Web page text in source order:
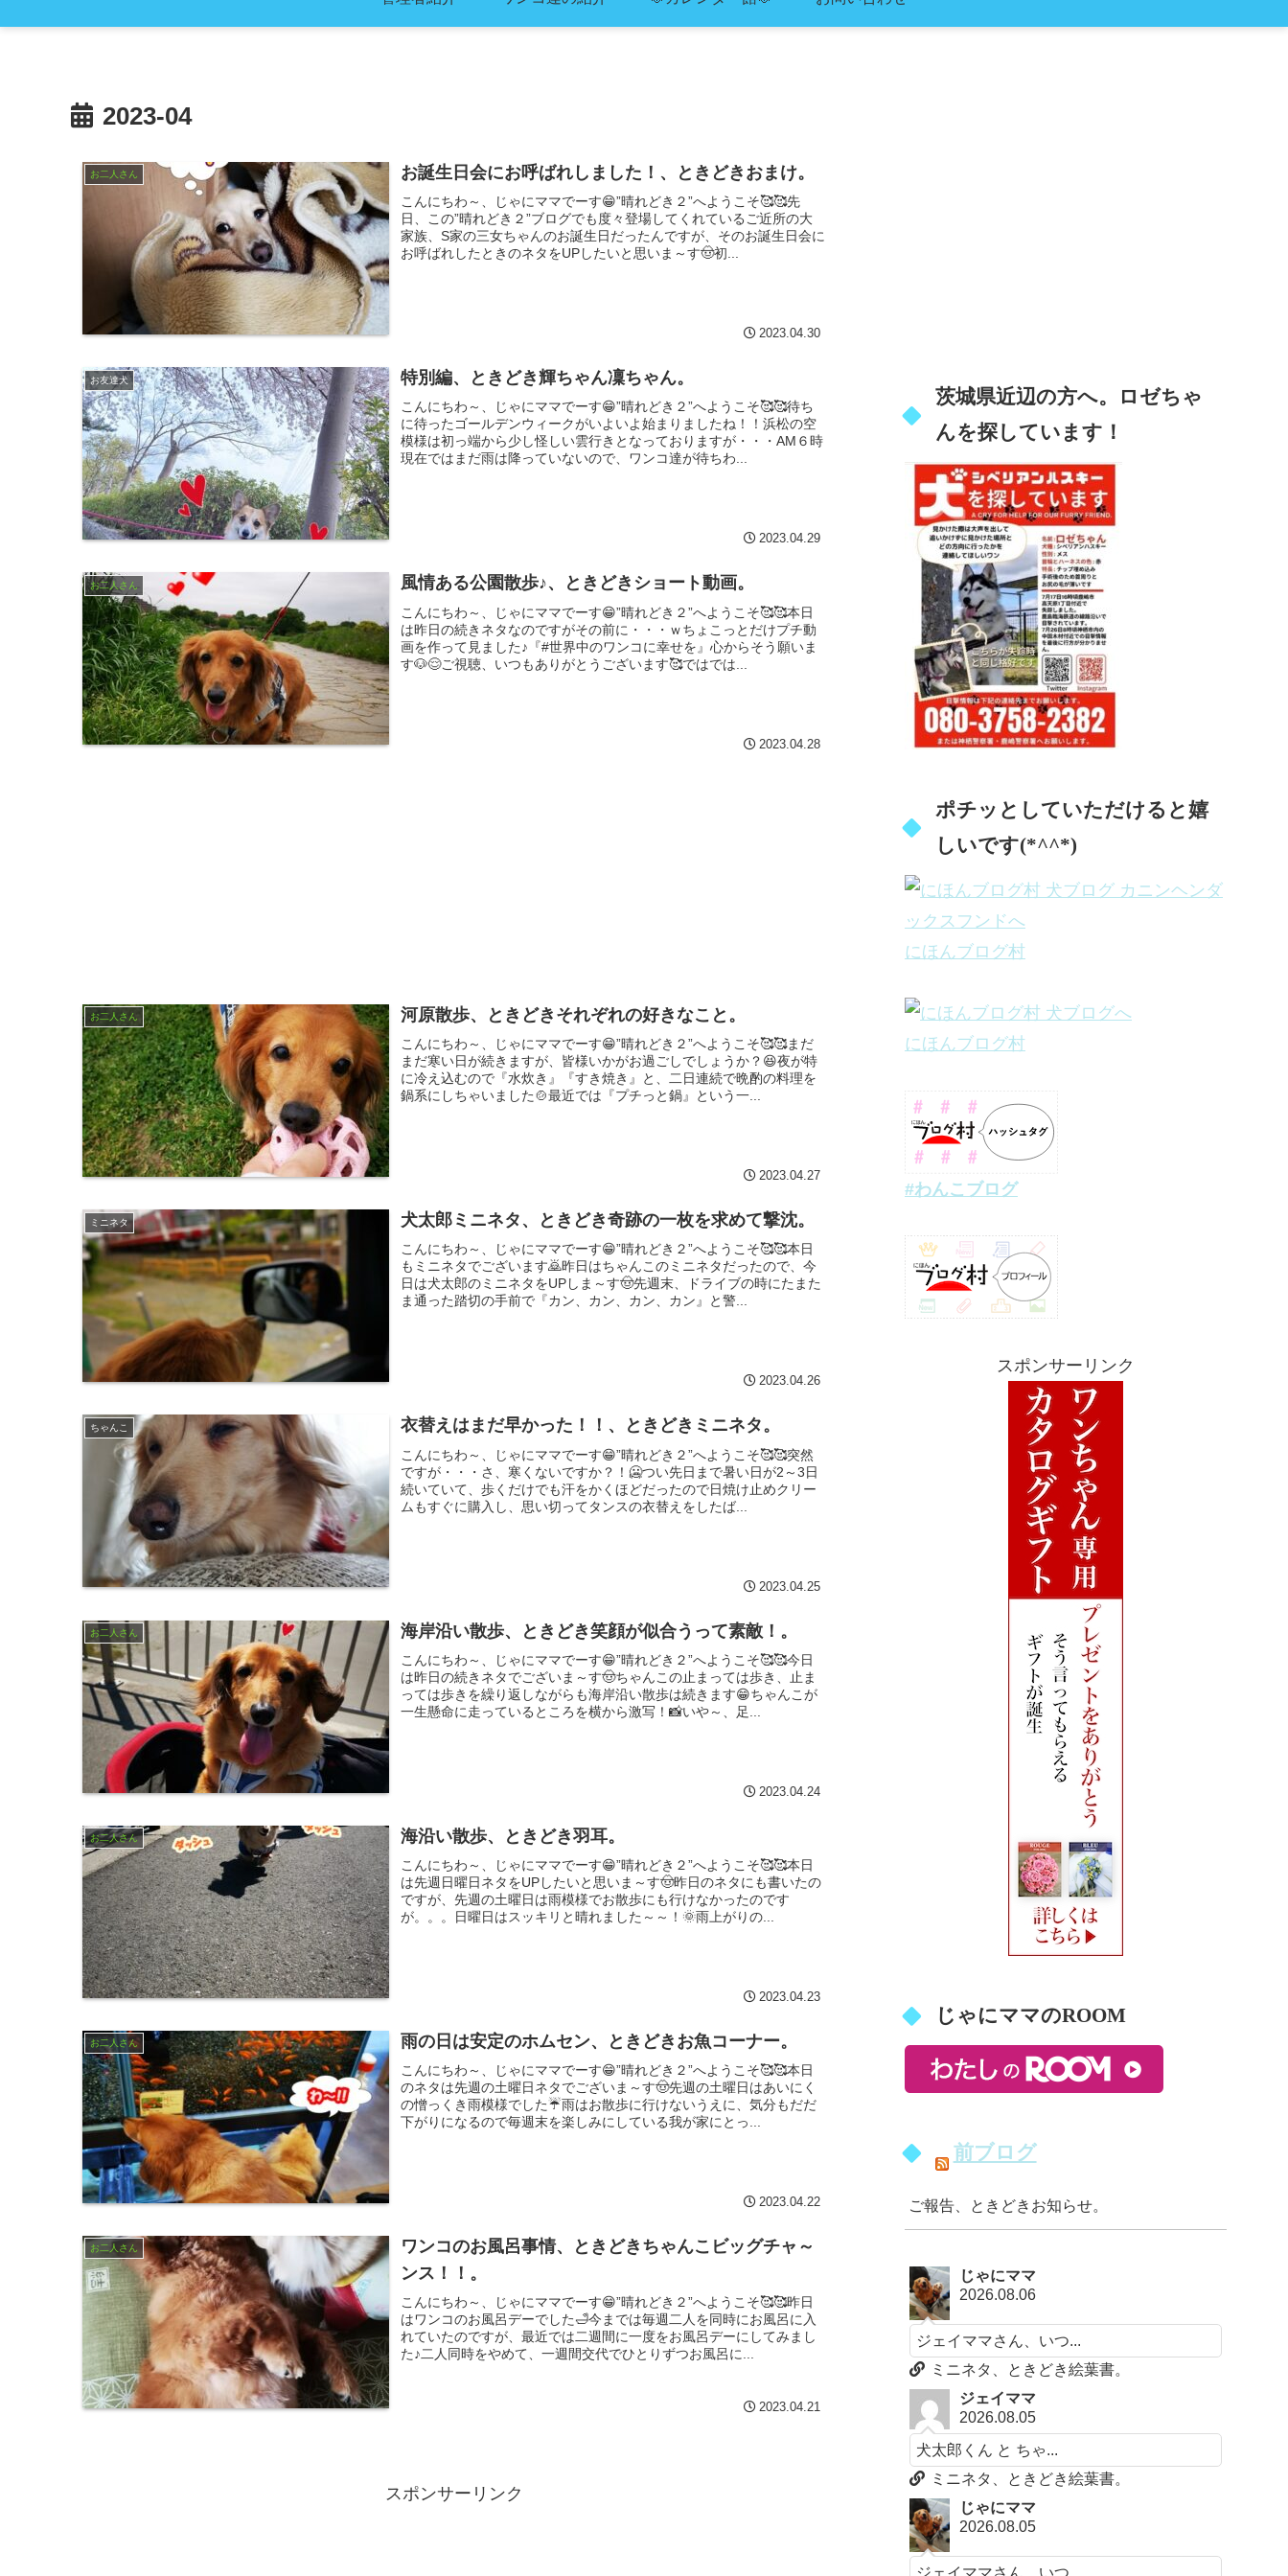
2023-04
お二人さん お誕生日会にお呼ばれしました！、ときどきおまけ。
こんにちわ～、じゃにママでーす😁”晴れどき２”へようこそ🥰🥰先
日、この”晴れどき２”ブログでも度々登場してくれているご近所の大
家族、S家の三女ちゃんのお誕生日だったんですが、そのお誕生日会に
お呼ばれしたときのネタをUPしたいと思いま～す🤠初...
2023.04.30
お友達犬 特別編、ときどき輝ちゃん凜ちゃん。
こんにちわ～、じゃにママでーす😁”晴れどき２”へようこそ🥰🥰待ち
に待ったゴールデンウィークがいよいよ始まりましたね！！浜松の空
模様は初っ端から少し怪しい雲行きとなっておりますが・・・AM６時
現在ではまだ雨は降っていないので、ワンコ達が待ちわ...
2023.04.29
お二人さん 風情ある公園散歩♪、ときどきショート動画。
こんにちわ～、じゃにママでーす😁”晴れどき２”へようこそ🥰🥰本日
は昨日の続きネタなのですがその前に・・・ｗちょこっとだけプチ動
画を作って見ました♪『#世界中のワンコに幸せを』心からそう願いま
す🐶😌ご視聴、いつもありがとうございます🥰ではでは...
2023.04.28
お二人さん 河原散歩、ときどきそれぞれの好きなこと。
こんにちわ～、じゃにママでーす😁”晴れどき２”へようこそ🥰🥰まだ
まだ寒い日が続きますが、皆様いかがお過ごしでしょうか？😆夜が特
に冷え込むので『水炊き』『すき焼き』と、二日連続で晩酌の料理を
鍋系にしちゃいました🍲最近では『プチっと鍋』という一...
2023.04.27
ミニネタ 犬太郎ミニネタ、ときどき奇跡の一枚を求めて撃沈。
こんにちわ～、じゃにママでーす😁”晴れどき２”へようこそ🥰🥰本日
もミニネタでございます🙇昨日はちゃんこのミニネタだったので、今
日は犬太郎のミニネタをUPしま～す🤠先週末、ドライブの時にたまた
ま通った踏切の手前で『カン、カン、カン、カン』と警...
2023.04.26
ちゃんこ 衣替えはまだ早かった！！、ときどきミニネタ。
こんにちわ～、じゃにママでーす😁”晴れどき２”へようこそ🥰🥰突然
ですが・・・さ、寒くないですか？！🥶つい先日まで暑い日が2～3日
続いていて、歩くだけでも汗をかくほどだったので日焼け止めクリー
ムもすぐに購入し、思い切ってタンスの衣替えをしたば...
2023.04.25
お二人さん 海岸沿い散歩、ときどき笑顔が似合うって素敵！。
こんにちわ～、じゃにママでーす😁”晴れどき２”へようこそ🥰🥰今日
は昨日の続きネタでございま～す🤠ちゃんこの止まっては歩き、止ま
っては歩きを繰り返しながらも海岸沿い散歩は続きます😁ちゃんこが
一生懸命に走っているところを横から激写！📸いや～、足...
2023.04.24
お二人さん 海沿い散歩、ときどき羽耳。
こんにちわ～、じゃにママでーす😁”晴れどき２”へようこそ🥰🥰本日
は先週日曜日ネタをUPしたいと思いま～す🤠昨日のネタにも書いたの
ですが、先週の土曜日は雨模様でお散歩にも行けなかったのです
が。。。日曜日はスッキリと晴れました～～！🌞雨上がりの...
2023.04.23
お二人さん 雨の日は安定のホムセン、ときどきお魚コーナー。
こんにちわ～、じゃにママでーす😁”晴れどき２”へようこそ🥰🥰本日
のネタは先週の土曜日ネタでございま～す🤠先週の土曜日はあいにく
の憎っくき雨模様でした☔雨はお散歩に行けないうえに、気分もだだ
下がりになるので毎週末を楽しみにしている我が家にとっ...
2023.04.22
お二人さん
ワンコのお風呂事情、ときどきちゃんこビッグチャ～
ンス！！。
こんにちわ～、じゃにママでーす😁”晴れどき２”へようこそ🥰🥰昨日
はワンコのお風呂デーでした🛁今までは毎週二人を同時にお風呂に入
れていたのですが、最近では二週間に一度をお風呂デーにしてみまし
た♪二人同時をやめて、一週間交代でひとりずつお風呂に...
2023.04.21
スポンサーリンク
茨城県近辺の方へ。ロゼちゃ
んを探しています！
ポチッとしていただけると嬉
しいです(*^^*)
にほんブログ村
にほんブログ村
#わんこブログ
スポンサーリンク
じゃにママのROOM
前ブログ
ご報告、ときどきお知らせ。
じゃにママ
2026.08.06
ジェイママさん、いつ...
ミニネタ、ときどき絵葉書。
ジェイママ
2026.08.05
犬太郎くん と ちゃ...
ミニネタ、ときどき絵葉書。
じゃにママ
2026.08.05
ジェイママさん、いつ...